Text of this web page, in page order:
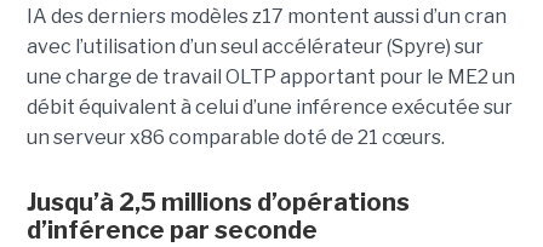
IA des derniers modèles z17 montent aussi d’un cran
avec l’utilisation d’un seul accélérateur (Spyre) sur
une charge de travail OLTP apportant pour le ME2 un
débit équivalent à celui d’une inférence exécutée sur
un serveur x86 comparable doté de 21 cœurs.
Jusqu’à 2,5 millions d’opérations
d’inférence par seconde